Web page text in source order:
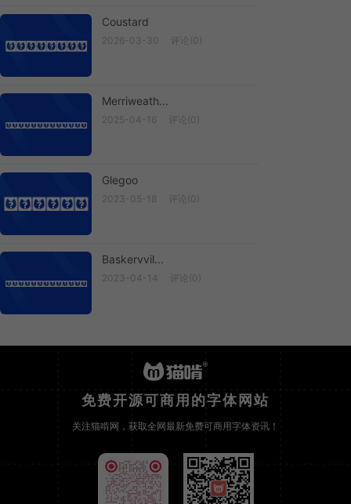
Coustard
Coustard
2026-03-30 评论(0)
Merriweath...
Merriweath...
2025-04-16 评论(0)
Glegoo
Glegoo
2023-05-18 评论(0)
Baskervvil...
Baskervvil...
2023-04-14 评论(0)
免费开源可商用的字体网站
关注猫啃网，获取全网最新免费可商用字体资讯！